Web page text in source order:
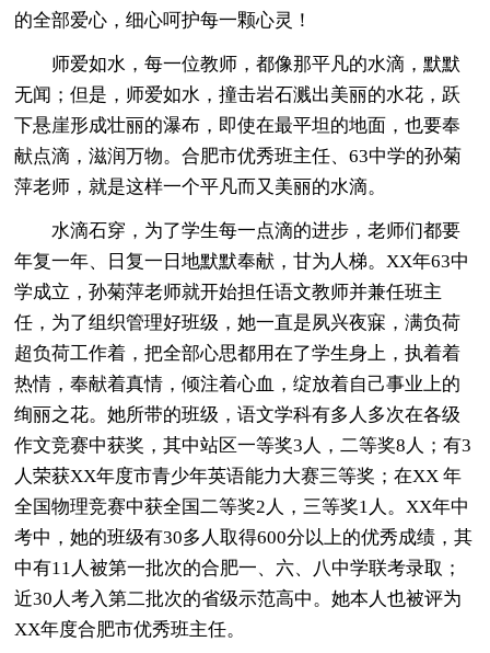
的全部爱心，细心呵护每一颗心灵！
师爱如水，每一位教师，都像那平凡的水滴，默默
无闻；但是，师爱如水，撞击岩石溅出美丽的水花，跃
下悬崖形成壮丽的瀑布，即使在最平坦的地面，也要奉
献点滴，滋润万物。合肥市优秀班主任、63中学的孙菊
萍老师，就是这样一个平凡而又美丽的水滴。
水滴石穿，为了学生每一点滴的进步，老师们都要
年复一年、日复一日地默默奉献，甘为人梯。XX年63中
学成立，孙菊萍老师就开始担任语文教师并兼任班主
任，为了组织管理好班级，她一直是夙兴夜寐，满负荷
超负荷工作着，把全部心思都用在了学生身上，执着着
热情，奉献着真情，倾注着心血，绽放着自己事业上的
绚丽之花。她所带的班级，语文学科有多人多次在各级
作文竞赛中获奖，其中站区一等奖3人，二等奖8人；有3
人荣获XX年度市青少年英语能力大赛三等奖；在XX 年
全国物理竞赛中获全国二等奖2人，三等奖1人。XX年中
考中，她的班级有30多人取得600分以上的优秀成绩，其
中有11人被第一批次的合肥一、六、八中学联考录取；
近30人考入第二批次的省级示范高中。她本人也被评为
XX年度合肥市优秀班主任。